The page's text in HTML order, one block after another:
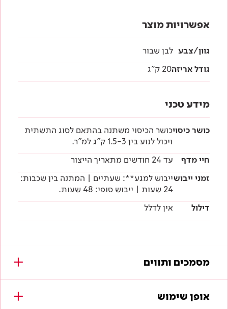
אפשרויות מוצר
גוון/צבע לבן שבור
גודל אריזה20 ק"ג
מידע טכני
כושר כיסויכושר הכיסוי משתנה בהתאם לסוג התשתית
ויכול לנוע בין 1.5-3 ק"ג למ"ר.
חיי מדף
עד 24 חודשים מתאריך הייצור
זמני ייבושייבוש למגע**: שעתיים | המתנה בין שכבות:
24 שעות | ייבוש סופי: 48 שעות.
דילול
אין לדלל
מסמכים ותווים
מסמכים להורדה
אופן שימוש